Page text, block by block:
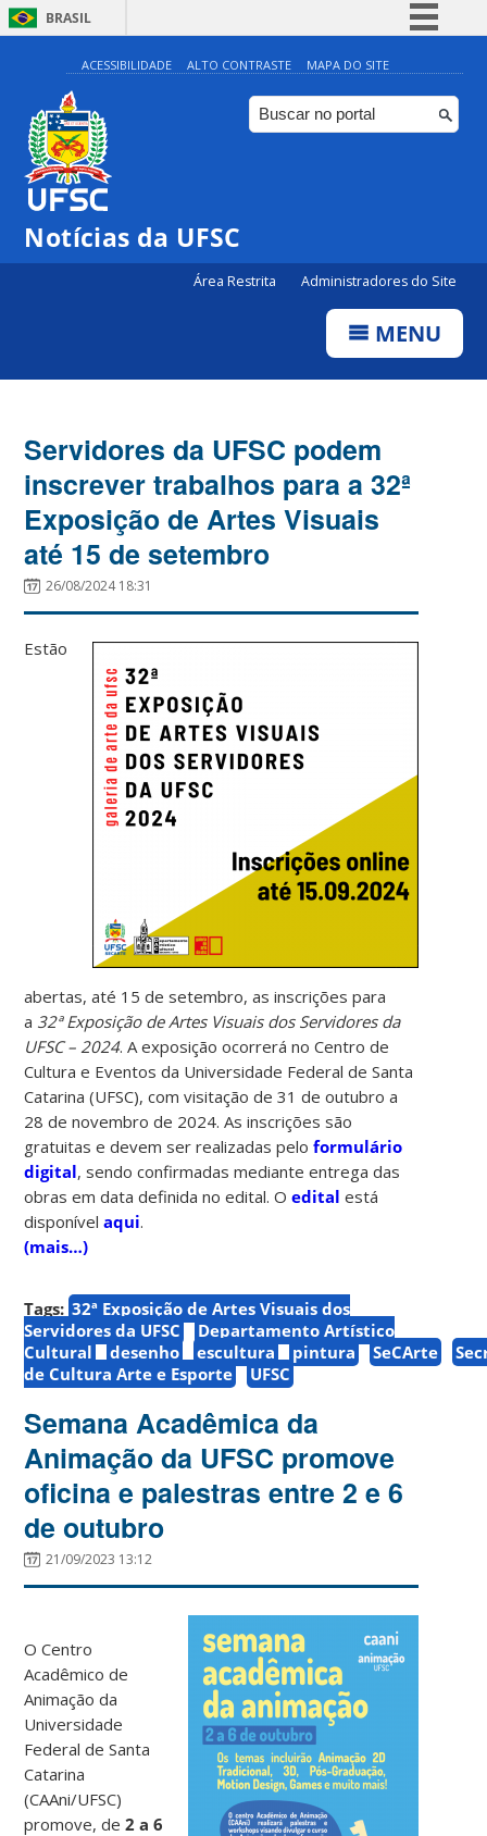
BRASIL
Simplifique!
Comunica BR
Participe
ACESSIBILIDADE ALTO CONTRASTE MAPA DO SITE
Notícias da UFSC
Área Restrita Administradores do Site
MENU
Servidores da UFSC podem
inscrever trabalhos para a 32ª
Exposição de Artes Visuais
até 15 de setembro
26/08/2024 18:31
Estão
abertas, até 15 de setembro, as inscrições para
a 32ª Exposição de Artes Visuais dos Servidores da
UFSC – 2024. A exposição ocorrerá no Centro de
Cultura e Eventos da Universidade Federal de Santa
Catarina (UFSC), com visitação de 31 de outubro a
28 de novembro de 2024. As inscrições são
gratuitas e devem ser realizadas peloformulário
digital, sendo confirmadas mediante entrega das
obras em data definida no edital. O edital está
disponívelaqui.
(mais…)
Tags: 32ª Exposição de Artes Visuais dos
Servidores da UFSC
Departamento Artístico
Cultural
desenho escultura pintura SeCArte
de Cultura Arte e Esporte
UFSC
Semana Acadêmica da
Animação da UFSC promove
oficina e palestras entre 2 e 6
de outubro
21/09/2023 13:12
O Centro
Acadêmico de
Animação da
Universidade
Federal de Santa
Catarina
(CAAni/UFSC)
promove, de2 a 6